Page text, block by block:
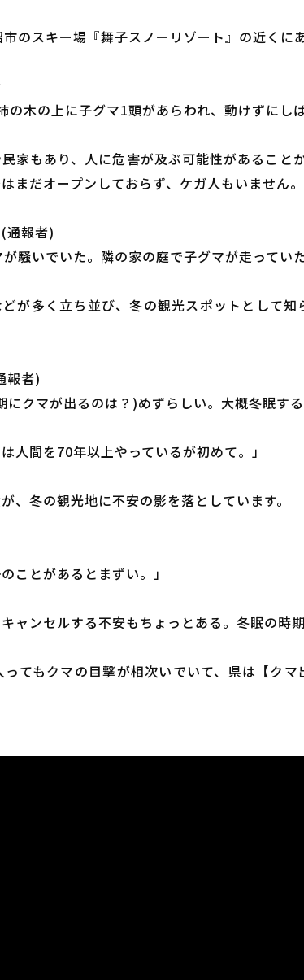
のスキー場『舞子スノーリゾート』の近くに
の木の上に子グマ1頭があらわれ、動けずにし
家もあり、人に危害が及ぶ可能性があるこ
まだオープンしておらず、ケガ人もいません。
通報者)
が騒いでいた。隣の家の庭で子グマが走ってい
が多く立ち並び、冬の観光スポットとして
報者)
にクマが出るのは？)めずらしい。大概冬眠する
人間を70年以上やっているが初めて。」
、冬の観光地に不安の影を落としています。
ことがあるとまずい。」
キャンセルする不安もちょっとある。冬眠の時
てもクマの目撃が相次いでいて、県は【ク